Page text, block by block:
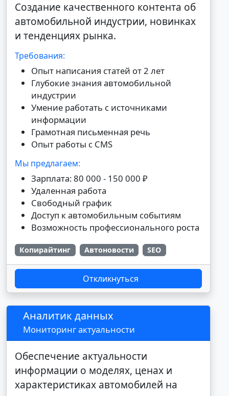
Создание качественного контента об
автомобильной индустрии, новинках
и тенденциях рынка.
Требования:
Опыт написания статей от 2 лет
Глубокие знания автомобильной
индустрии
Умение работать с источниками
информации
Грамотная письменная речь
Опыт работы с CMS
Мы предлагаем:
Зарплата: 80 000 - 150 000 ₽
Удаленная работа
Свободный график
Доступ к автомобильным событиям
Возможность профессионального роста
Копирайтинг Автоновости SEO
Откликнуться
Аналитик данных
Мониторинг актуальности
Обеспечение актуальности
информации о моделях, ценах и
характеристиках автомобилей на